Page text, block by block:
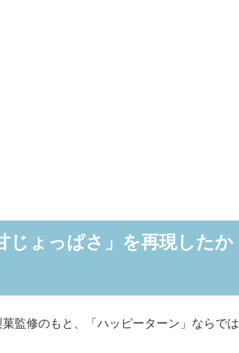
じょっぱさ」を再現したか
監修のもと、「ハッピーターン」ならでは